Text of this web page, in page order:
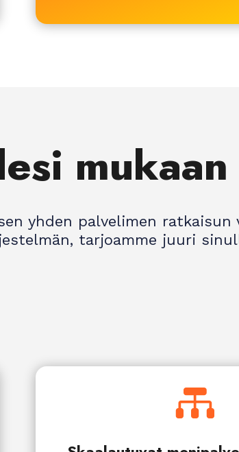
mukaan
yhden palvelimen ratkaisun
tarjoamme juuri
